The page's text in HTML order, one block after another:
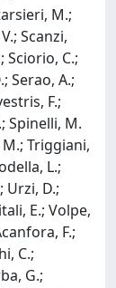
M.;
Scanzi,
Sciorio, C.;
Serao, A.;
F.;
Spinelli, M.
Triggiani,
L.;
Urzi, D.;
E.; Volpe,
F.;
C.;
G.;